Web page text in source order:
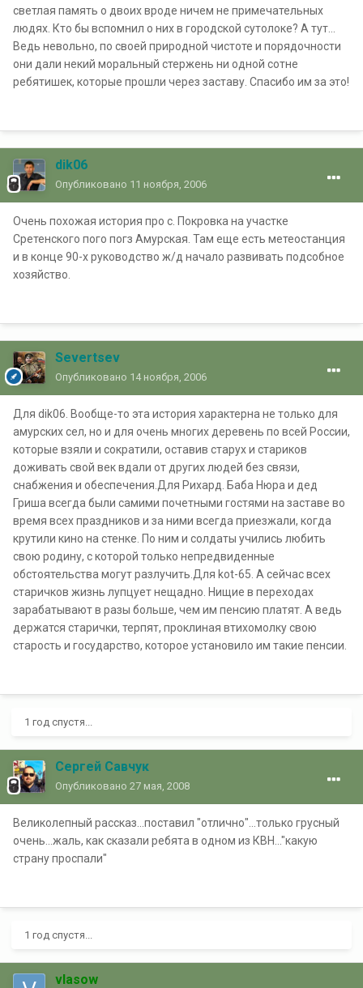
светлая память о двоих вроде ничем не примечательных
людях. Кто бы вспомнил о них в городской сутолоке? А тут...
Ведь невольно, по своей природной чистоте и порядочности
они дали некий моральный стержень ни одной сотне
ребятишек, которые прошли через заставу. Спасибо им за это!
dik06
Опубликовано 11 ноября, 2006
Очень похожая история про с. Покровка на участке
Сретенского пого погз Амурская. Там еще есть метеостанция
и в конце 90-х руководство ж/д начало развивать подсобное
хозяйство.
Severtsev
Опубликовано 14 ноября, 2006
Для dik06. Вообще-то эта история характерна не только для
амурских сел, но и для очень многих деревень по всей России,
которые взяли и сократили, оставив старух и стариков
доживать свой век вдали от других людей без связи,
снабжения и обеспечения.Для Рихард. Баба Нюра и дед
Гриша всегда были самими почетными гостями на заставе во
время всех праздников и за ними всегда приезжали, когда
крутили кино на стенке. По ним и солдаты учились любить
свою родину, с которой только непредвиденные
обстоятельства могут разлучить.Для kot-65. А сейчас всех
старичков жизнь лупцует нещадно. Нищие в переходах
зарабатывают в разы больше, чем им пенсию платят. А ведь
держатся старички, терпят, проклиная втихомолку свою
старость и государство, которое установило им такие пенсии.
1 год спустя...
Сергей Савчук
Опубликовано 27 мая, 2008
Великолепный рассказ...поставил "отлично"...только грусный
очень...жаль, как сказали ребята в одном из КВН..."какую
страну проспали"
1 год спустя...
vlasow